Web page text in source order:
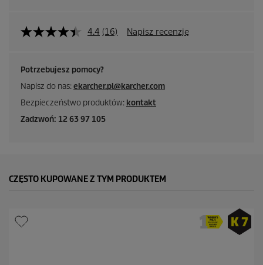
4.4 (16) Napisz recenzję
Potrzebujesz pomocy?
Napisz do nas:ekarcher.pl@karcher.com
Bezpieczeństwo produktów: kontakt
Zadzwoń: 12 63 97 105
CZĘSTO KUPOWANE Z TYM PRODUKTEM